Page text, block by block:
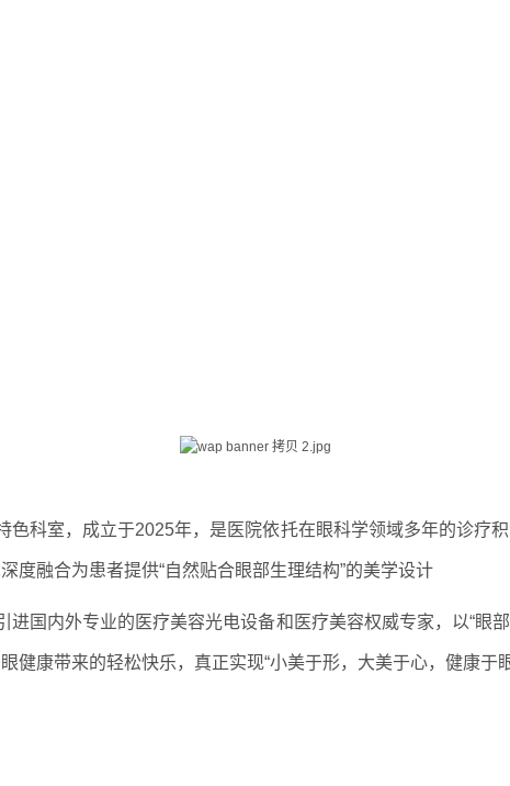
科室，成立于2025年，是医院依托在眼科学领域多年的诊疗
度融合为患者提供“自然贴合眼部生理结构”的美学设计
国内外专业的医疗美容光电设备和医疗美容权威专家，以“眼
康带来的轻松快乐，真正实现“小美于形，大美于心，健康于眼